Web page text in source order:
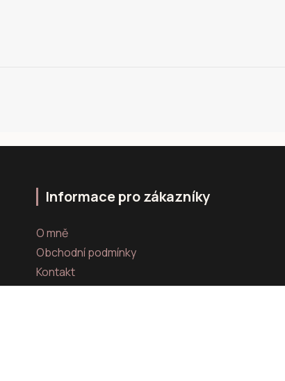
Informace pro zákazníky
O mně
Obchodní podmínky
Kontakt